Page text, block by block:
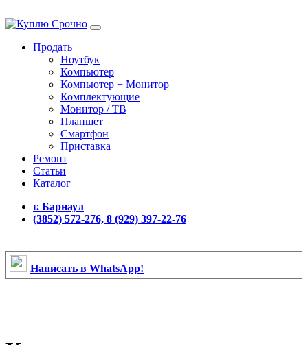
Продать
Ноутбук
Компьютер
Компьютер + Монитор
Комплектующие
Монитор / ТВ
Планшет
Смартфон
Приставка
Ремонт
Статьи
Каталог
г. Барнаул
(3852) 572-276, 8 (929) 397-22-76
Написать в WhatsApp!